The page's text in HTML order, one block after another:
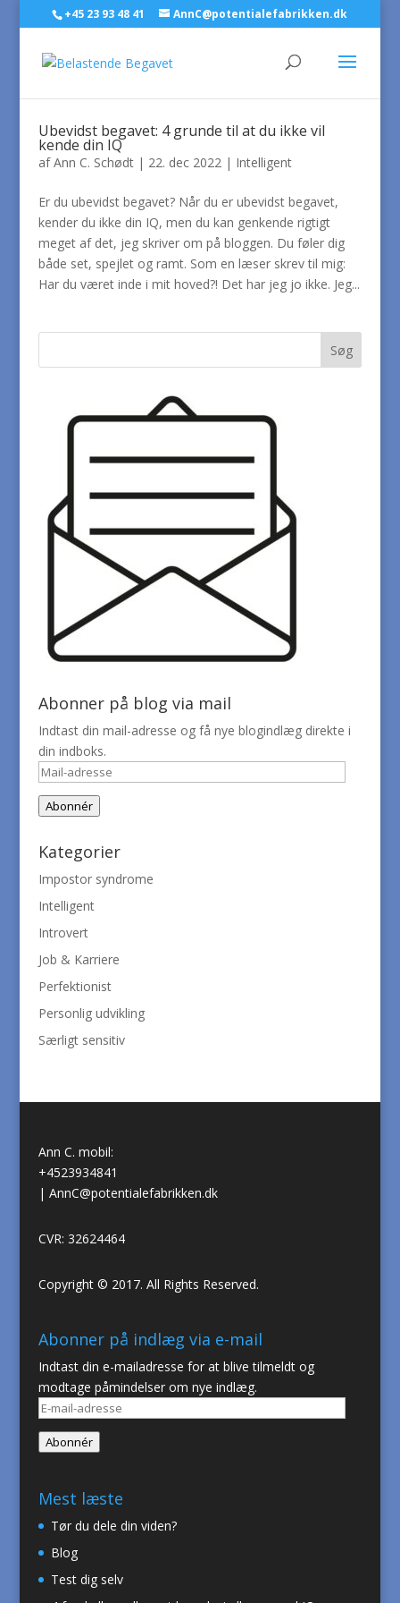
+45 23 93 48 41 AnnC@potentialefabrikken.dk
Ubevidst begavet: 4 grunde til at du ikke vil
kende din IQ
afAnn C. Schødt| 22. dec 2022| Intelligent
Er du ubevidst begavet? Når du er ubevidst begavet,
kender du ikke din IQ, men du kan genkende rigtigt
meget af det, jeg skriver om på bloggen. Du føler dig
både set, spejlet og ramt. Som en læser skrev til mig:
Har du været inde i mit hoved?! Det har jeg jo ikke. Jeg...
Abonner på blog via mail
Indtast din mail-adresse og få nye blogindlæg direkte i
din indboks.
Mail-
adresse
Abonnér
Kategorier
Impostor syndrome
Intelligent
Introvert
Job & Karriere
Perfektionist
Personlig udvikling
Særligt sensitiv
Ann C. mobil:
+4523934841
| AnnC@potentialefabrikken.dk
CVR: 32624464
Copyright © 2017. All Rights Reserved.
Abonner på indlæg via e-mail
Indtast din e-mailadresse for at blive tilmeldt og
modtage påmindelser om nye indlæg.
E-
mail-
adresse
Abonnér
Mest læste
Tør du dele din viden?
Blog
Test dig selv